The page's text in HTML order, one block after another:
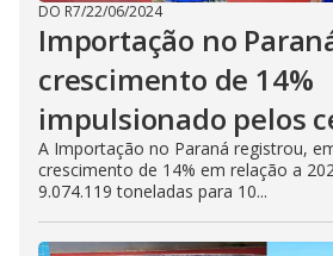
DO R7/22/06/2024
Importação no
crescimento de 14%
impulsionado pelos
A Importação no Paraná registrou,
crescimento de 14% em relação a
9.074.119 toneladas para 10...